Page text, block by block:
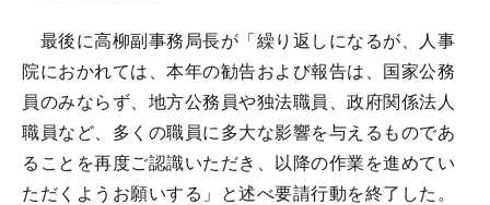
最後に高柳副事務局長が「繰り返しになるが、人事
院におかれては、本年の勧告および報告は、国家公務
員のみならず、地方公務員や独法職員、政府関係法人
職員など、多くの職員に多大な影響を与えるものであ
ることを再度ご認識いただき、以降の作業を進めてい
ただくようお願いする」と述べ要請行動を終了した。